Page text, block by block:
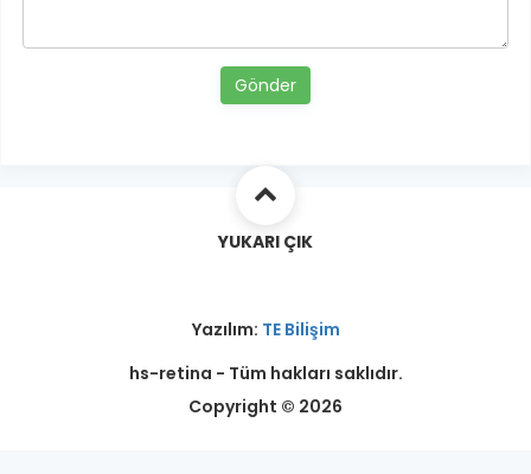
Gönder
YUKARI ÇIK
Yazılım: TE Bilişim
hs-retina - Tüm hakları saklıdır.
Copyright © 2026